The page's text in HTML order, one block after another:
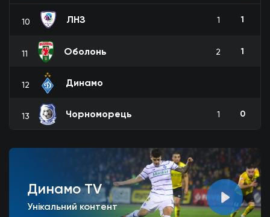
10 ЛНЗ 1 1
11 Оболонь 2 1
12 Динамо
13 Чорноморець 1 0
Динамо TV
Унікальний контент